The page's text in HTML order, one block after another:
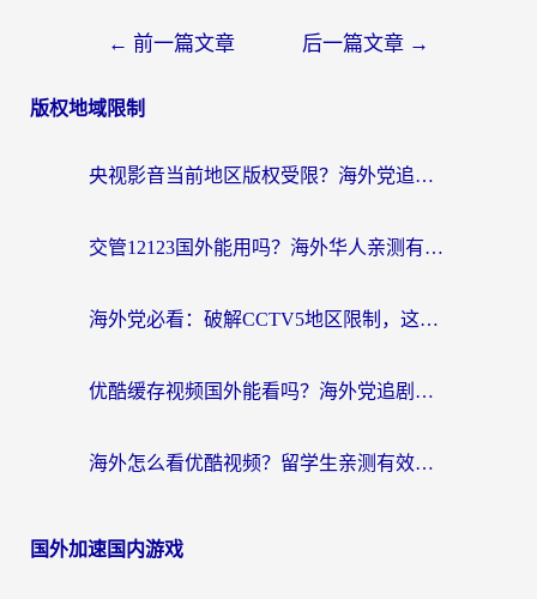
← 前一篇文章 后一篇文章 →
版权地域限制
央视影音当前地区版权受限？海外党追剧看片的终极解决方案来了
交管12123国外能用吗？海外华人亲测有效的回国加速器选择指南
海外党必看：破解CCTV5地区限制，这样看欧洲杯奥运直播才够爽！
优酷缓存视频国外能看吗？海外党追剧看片的终极解决方案来了
海外怎么看优酷视频？留学生亲测有效的回国加速器选择指南
国外加速国内游戏